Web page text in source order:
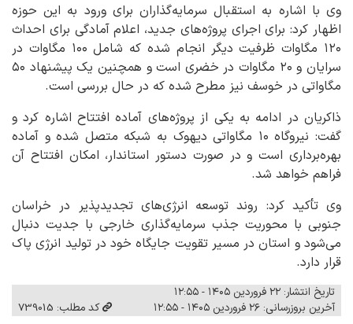
وی با اشاره به استقبال سرمایه‌گذاران برای ورود به این حوزه
اظهار کرد: برای اجرای پروژه‌های جدید، اعلام آمادگی برای احداث
۱۲۰ مگاوات ظرفیت دیگر انجام شده که شامل ۱۰۰ مگاوات در
سرایان و ۲۰ مگاوات در خضری است و همچنین یک پیشنهاد ۵۰
مگاواتی در خوسف نیز مطرح شده که در حال بررسی است.
ذاکریان در ادامه به یکی از پروژه‌های آماده افتتاح اشاره کرد و
گفت: نیروگاه ۱۰ مگاواتی دیهوک به شبکه متصل شده و آماده
بهره‌برداری است و در صورت دستور استاندار، امکان افتتاح آن
فراهم خواهد شد.
وی تأکید کرد: روند توسعه انرژی‌های تجدیدپذیر در خراسان
جنوبی با محوریت جذب سرمایه‌گذاری خارجی با جدیت دنبال
می‌شود و استان در مسیر تقویت جایگاه خود در تولید انرژی پاک
قرار دارد.
تاریخ انتشار: ۲۲ فروردین ۱۴۰۵ - ۱۲:۵۵
آخرین بروزرسانی: ۲۶ فروردین ۱۴۰۵ - ۱۲:۵۵
کد مطلب: 739015